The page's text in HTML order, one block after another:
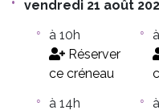
vendredi 21 août
à 10h
Réserver
ce créneau
à 14h